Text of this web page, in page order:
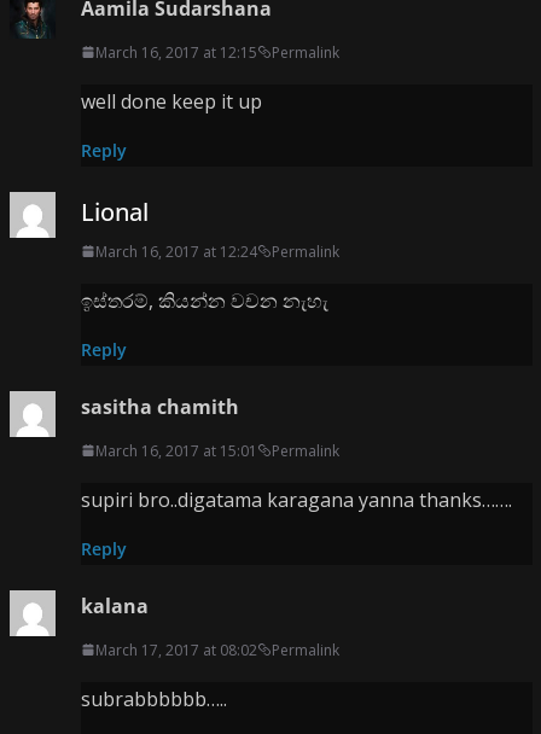
Aamila Sudarshana
March 16, 2017 at 12:15 Permalink
well done keep it up
Reply
Lional
March 16, 2017 at 12:24 Permalink
ඉස්තරම්, කියන්න වචන නැහැ
Reply
sasitha chamith
March 16, 2017 at 15:01 Permalink
supiri bro..digatama karagana yanna thanks…….
Reply
kalana
March 17, 2017 at 08:02 Permalink
subrabbbbbb…..